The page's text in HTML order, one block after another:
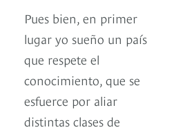
Pues bien, en primer
lugar yo sueño un país
que respete el
conocimiento, que se
esfuerce por aliar
distintas clases de